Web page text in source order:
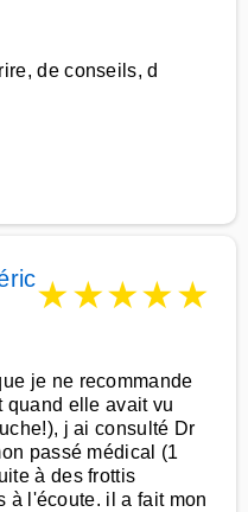
de conseils, d
★★★★★
je ne recommande
elle avait vu
j ai consulté Dr
passé médical (1
à des frottis
à l'écoute. il a fait mon